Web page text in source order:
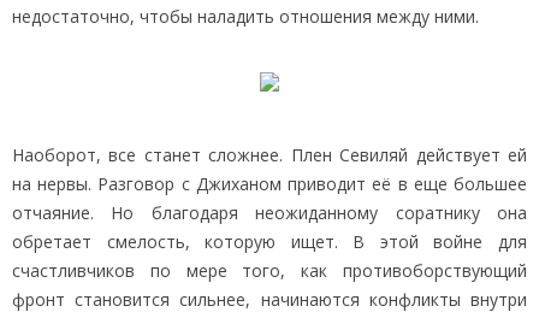
недостаточно, чтобы наладить отношения между ними.
Наоборот, все станет сложнее. Плен Севиляй действует ей
на нервы. Разговор с Джиханом приводит её в еще большее
отчаяние. Но благодаря неожиданному соратнику она
обретает смелость, которую ищет. В этой войне для
счастливчиков по мере того, как противоборствующий
фронт становится сильнее, начинаются конфликты внутри